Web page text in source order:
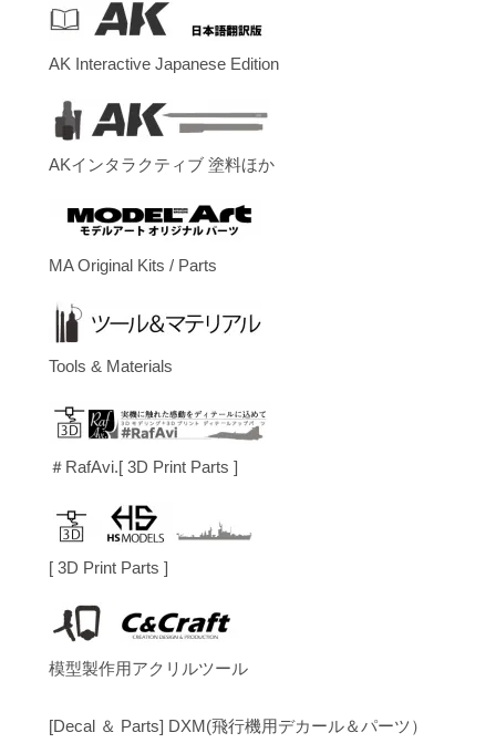
AK Interactive Japanese Edition
AKインタラクティブ 塗料ほか
MA Original Kits / Parts
Tools & Materials
＃RafAvi.[ 3D Print Parts ]
[ 3D Print Parts ]
模型製作用アクリルツール
[Decal ＆ Parts] DXM(飛行機用デカール＆パーツ）